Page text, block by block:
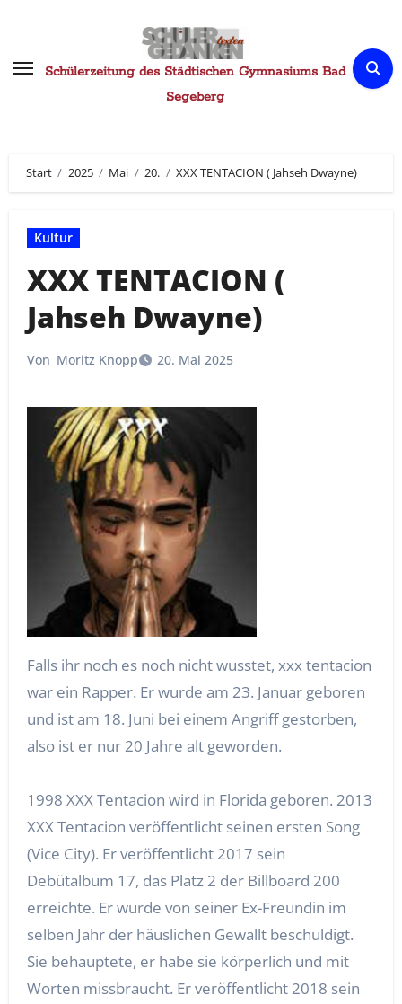
springenSchülerzeitung des Städtischen Gymnasiums Bad
Segeberg
Start 2025 Mai 20. XXX TENTACION ( Jahseh Dwayne)
Kultur
XXX TENTACION (
Jahseh Dwayne)
Von Moritz Knopp 20. Mai 2025
Falls ihr noch es noch nicht wusstet, xxx tentacion
war ein Rapper. Er wurde am 23. Januar geboren
und ist am 18. Juni bei einem Angriff gestorben,
also ist er nur 20 Jahre alt geworden.
1998 XXX Tentacion wird in Florida geboren. 2013
XXX Tentacion veröffentlicht seinen ersten Song
(Vice City). Er veröffentlicht 2017 sein
Debütalbum 17, das Platz 2 der Billboard 200
erreichte. Er wurde von seiner Ex-Freundin im
selben Jahr der häuslichen Gewallt beschuldigt.
Sie behauptete, er habe sie körperlich und mit
Worten missbraucht. Er veröffentlicht 2018 sein